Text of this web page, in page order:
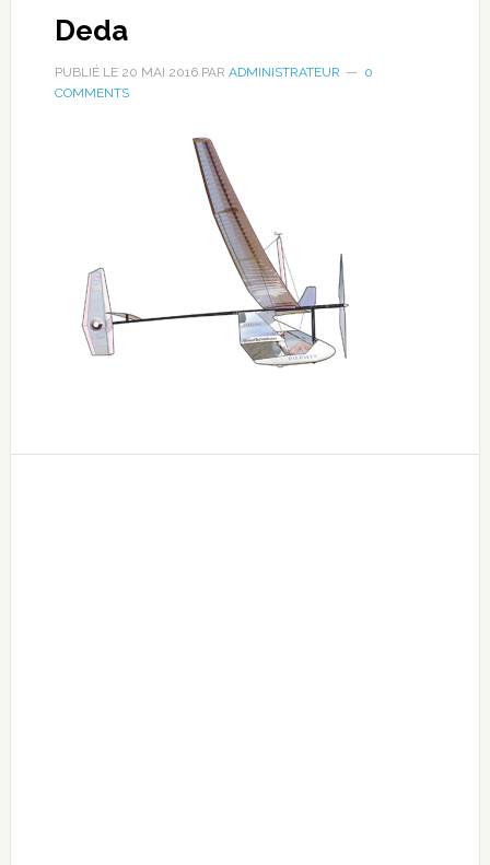
Deda
PUBLIÉ LE 20 MAI 2016PAR ADMINISTRATEUR
0
COMMENTS